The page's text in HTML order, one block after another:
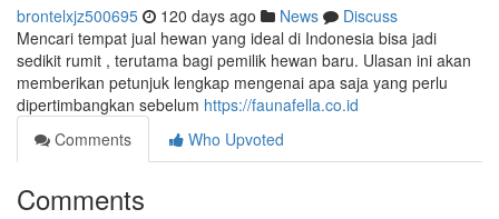
brontelxjz500695 120 days ago News
Discuss
Mencari tempat jual hewan yang ideal di Indonesia bisa jadi
sedikit rumit , terutama bagi pemilik hewan baru. Ulasan ini akan
memberikan petunjuk lengkap mengenai apa saja yang perlu
dipertimbangkan sebelum https://faunafella.co.id
Comments
Who Upvoted
Comments